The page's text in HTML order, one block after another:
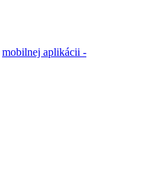
mobilnej aplikácii -